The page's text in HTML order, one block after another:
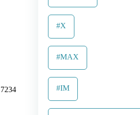
7234
#X
#MAX
#IM